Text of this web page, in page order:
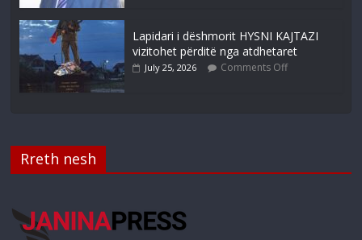
Lapidari i dëshmorit HYSNI KAJTAZI
vizitohet përditë nga atdhetaret
July 25, 2026 Comments Off
Rreth nesh